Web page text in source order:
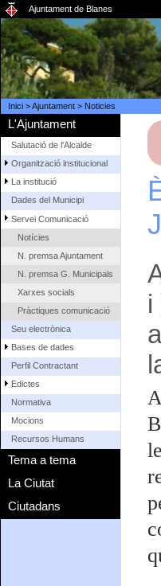
Ajuntament de Blanes
Inici>Ajuntament> Noticies
L'Ajuntament
Salutació de l'Alcalde
Organització institucional
La institució
Dades del Municipi
Servei Comunicació
Notícies
N. premsa Ajuntament
N. premsa G. Municipals
Xarxes socials
Pràctiques comunicació
Seu electrònica
Bases de dades
Perfil Contractant
Edictes
Normativa
Mocions
Recursos Humans
Tema a tema
La Ciutat
Ciutadans
i